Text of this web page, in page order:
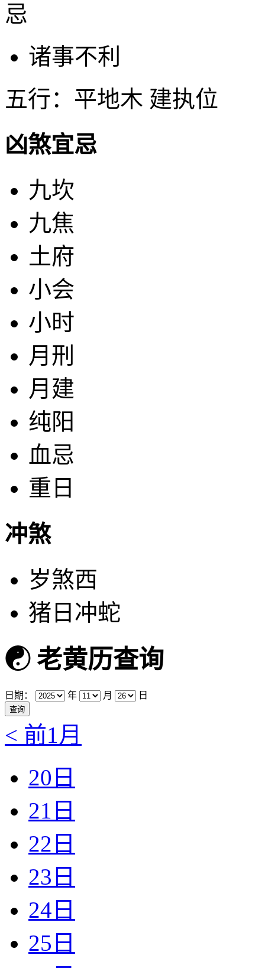
忌
诸事不利
五行：平地木 建执位
凶煞宜忌
九坎
九焦
土府
小会
小时
月刑
月建
纯阳
血忌
重日
冲煞
岁煞西
猪日冲蛇
☯老黄历查询
日期： 年 月 日
< 前1月
20日
21日
22日
23日
24日
25日